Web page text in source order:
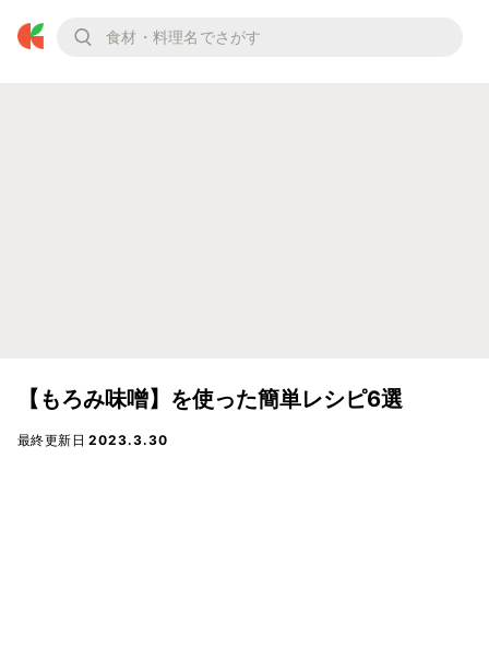
【もろみ味噌】を使った簡単レシピ6選
最終更新日2023.3.30